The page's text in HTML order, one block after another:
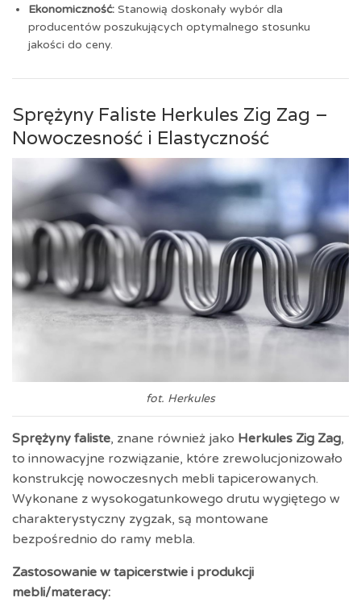
Ekonomiczność: Stanowią doskonały wybór dla
producentów poszukujących optymalnego stosunku
jakości do ceny.
Sprężyny Faliste Herkules Zig Zag –
Nowoczesność i Elastyczność
fot. Herkules
Sprężyny faliste, znane również jako Herkules Zig Zag,
to innowacyjne rozwiązanie, które zrewolucjonizowało
konstrukcję nowoczesnych mebli tapicerowanych.
Wykonane z wysokogatunkowego drutu wygiętego w
charakterystyczny zygzak, są montowane
bezpośrednio do ramy mebla.
Zastosowanie w tapicerstwie i produkcji
mebli/materacy: